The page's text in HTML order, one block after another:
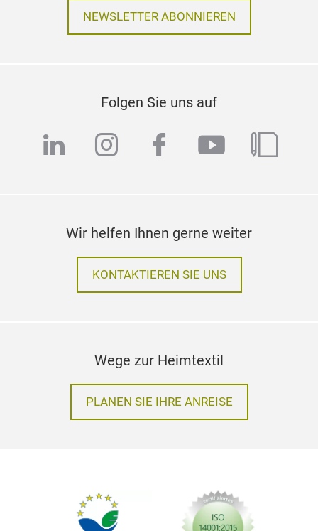
NEWSLETTER ABONNIEREN
Folgen Sie uns auf
linkedininstagram
facebook
youtube
blog
Wir helfen Ihnen gerne weiter
KONTAKTIEREN SIE UNS
Wege zur Heimtextil
PLANEN SIE IHRE ANREISE